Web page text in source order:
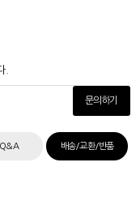
.
문의하기
Q&A 배송/교환/반품